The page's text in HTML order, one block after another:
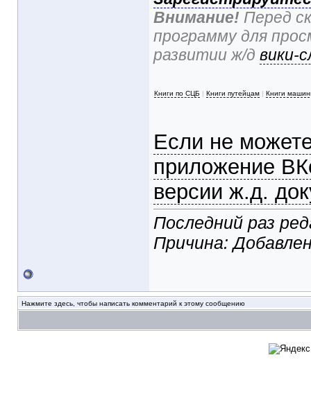
Внимание! Перед
программу для
развитии ж/д вики-
Книги по СЦБ | Книги путейцам | Книги
Если не
приложение
версии ж.д.
Последний раз
Причина:
Нажмите здесь, чтобы написать комментарий к этому сообщению